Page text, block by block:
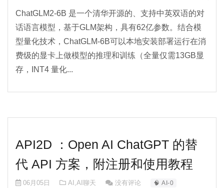
ChatGLM2-6B 是一个清华开源的、支持中英双语的对
话语言模型，基于GLM架构，具有62亿参数。结合模
型量化技术，ChatGLM-6B可以本地安装部署运行在消
费级的显卡上做模型的推理和训练（全量仅需13GB显
存，INT4 量化...
API2D ：Open AI ChatGPT 的替
代 API 方案，附注册和使用教程
06月05日 AI ,AI聊天 没有评论 🧠 AI-0